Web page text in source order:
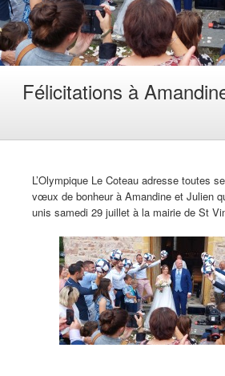
Félicitations à
L’Olympique Le Coteau adresse toutes
vœux de bonheur à Amandine et Julien
unis samedi 29 juillet à la mairie de St